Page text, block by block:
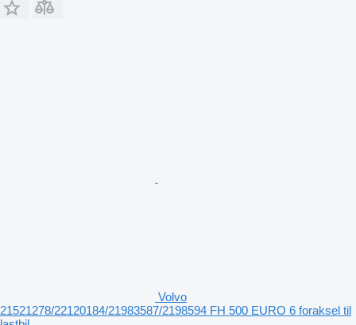
Volvo
21521278/22120184/21983587/2198594 FH 500 EURO 6 foraksel til